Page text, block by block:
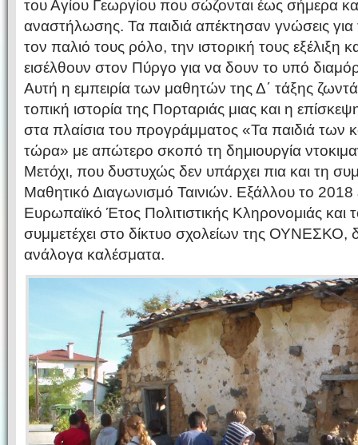
του Αγίου Γεωργίου που σώζονται έως σήμερα
αναστήλωσης. Τα παιδιά απέκτησαν γνώσεις για
τον παλιό τους ρόλο, την ιστορική τους εξέλιξη
εισέλθουν στον Πύργο για να δουν το υπό
Αυτή η εμπειρία των μαθητών της Δ΄ τάξης
τοπική ιστορία της Πορταριάς μιας και η
στα πλαίσια του προγράμματος «Τα παιδιά των
τώρα» με απώτερο σκοπό τη δημιουργία
Μετόχι, που δυστυχώς δεν υπάρχει πια και τη
Μαθητικό Διαγωνισμό Ταινιών. Εξάλλου το 2018
Ευρωπαϊκό Έτος Πολιτιστικής Κληρονομιάς και
συμμετέχει στο δίκτυο σχολείων της ΟΥΝΕΣΚΟ,
ανάλογα καλέσματα.